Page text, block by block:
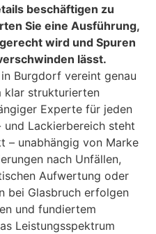
beschäftigen zu
Sie eine Ausführung,
wird und Spuren
lässt.
Burgdorf vereint genau
klar strukturierten
Experte für jeden
Lackierbereich steht
– unabhängig von Marke
nach Unfällen,
Aufwertung oder
bei Glasbruch erfolgen
und fundiertem
Leistungsspektrum